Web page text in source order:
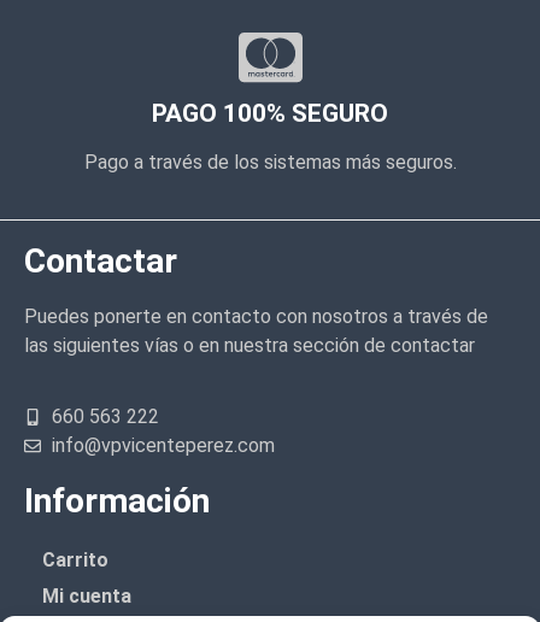
PAGO 100% SEGURO
Pago a través de los sistemas más seguros.
Contactar
Puedes ponerte en contacto con nosotros a través de
las siguientes vías o en nuestra sección de contactar
660 563 222
info@vpvicenteperez.com
Información
Carrito
Mi cuenta